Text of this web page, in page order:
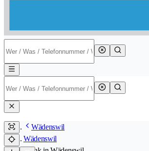
Wädenswil
Wädenswil